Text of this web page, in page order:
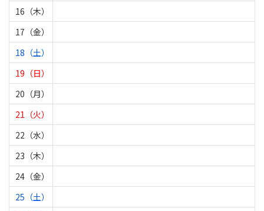
16（木）
17（金）
18（土）
19（日）
20（月）
21（火）
22（水）
23（木）
24（金）
25（土）